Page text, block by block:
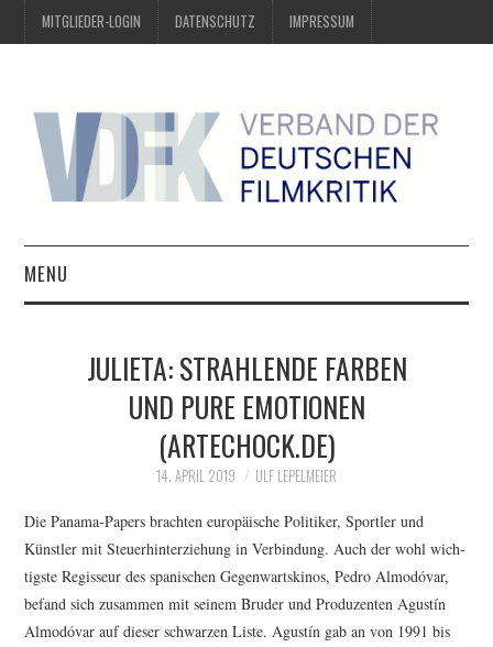
MITGLIEDER-LOGIN DATENSCHUTZ IMPRESSUM
MENU
PREIS DER DEUTSCHEN
S. KRACAUER PREIS
WOCHE DER KRITIK
JULIETA: STRAHLENDE FARBEN
UND PURE EMOTIONEN
(ARTECHOCK.DE)
14. APRIL 2019 ULF LEPELMEIER
Die Panama-Papers brachten europäi­sche Politiker, Sportler und
Künstler mit Steu­er­hin­ter­zie­hung in Verbin­dung. Auch der wohl wich­
tigste Regisseur des spani­schen Gegen­warts­kinos, Pedro Almodóvar,
befand sich zusammen mit seinem Bruder und Produ­zenten Agustín
Almodóvar auf dieser schwarzen Liste. Agustín gab an von 1991 bis